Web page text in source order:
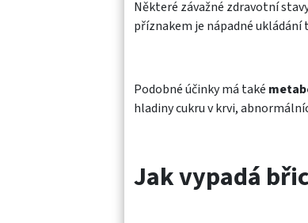
Některé závažné zdravotní
příznakem je nápadné
Podobné účinky má také
hladiny cukru v krvi,
Jak vypadá